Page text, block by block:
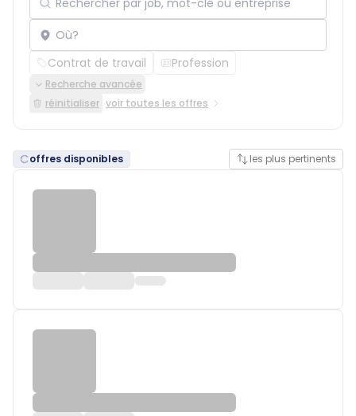
Localisation
Contrat de travail Profession
Recherche avancée
réinitialiser voir toutes les offres
offres disponibles les plus pertinents